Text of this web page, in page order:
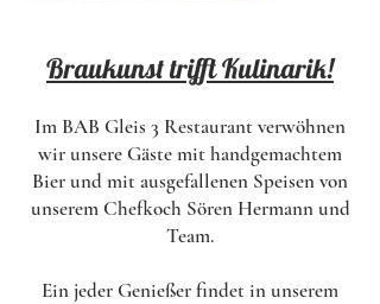
Braukunst trifft Kulinarik!
Im BAB Gleis 3 Restaurant verwöhnen
wir unsere Gäste mit handgemachtem
Bier und mit ausgefallenen Speisen von
unserem Chefkoch Sören Hermann und
Team.
Ein jeder Genießer findet in unserem